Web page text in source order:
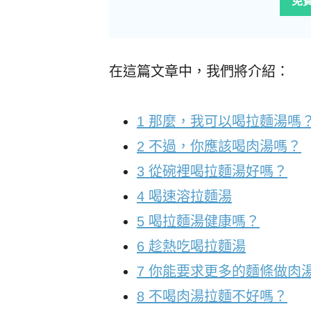
在這篇文章中，我們將介紹：
1 那麼，我可以喝拉麵湯嗎？
2 不過，你應該喝肉湯嗎？
3 從碗裡喝拉麵湯好嗎？
4 喝速溶拉麵湯
5 喝拉麵湯健康嗎？
6 趁熱吃喝拉麵湯
7 你能要求更多的麵條做肉
8 不喝肉湯拉麵不好嗎？